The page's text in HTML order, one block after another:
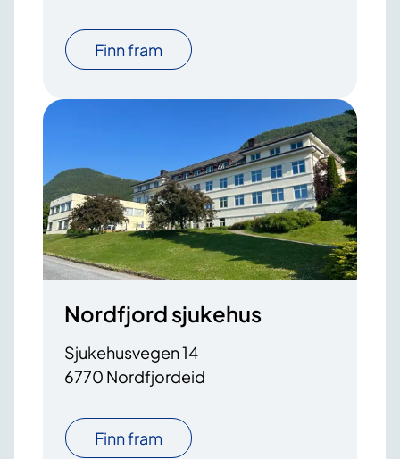
Finn fram
Nordfjord sjukehus
Sjukehusvegen 14
6770 Nordfjordeid
Finn fram